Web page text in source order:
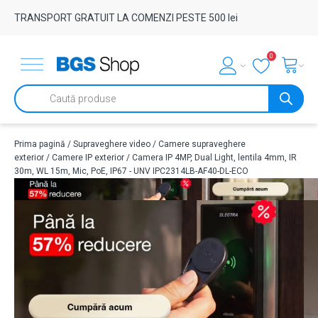
TRANSPORT GRATUIT LA COMENZI PESTE 500 lei
0
Products
search
Prima pagină / Supraveghere video / Camere supraveghere
exterior / Camere IP exterior / Camera IP 4MP, Dual Light, lentila 4mm, IR
30m, WL 15m, Mic, PoE, IP67 - UNV IPC2314LB-AF40-DL-ECO